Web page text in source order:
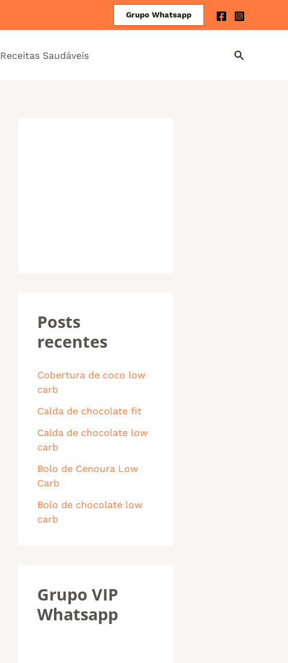
Grupo Whatsapp
Receitas Saudáveis
Posts
recentes
Cobertura de coco low
carb
Calda de chocolate fit
Calda de chocolate low
carb
Bolo de Cenoura Low
Carb
Bolo de chocolate low
carb
Grupo VIP
Whatsapp